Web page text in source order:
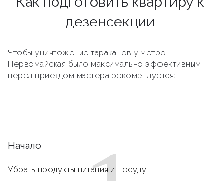
дезенсекции
Чтобы уничтожение тараканов у метро
Первомайская было максимально эффективным,
перед приездом мастера рекомендуется:
Начало
Убрать продукты питания и посуду